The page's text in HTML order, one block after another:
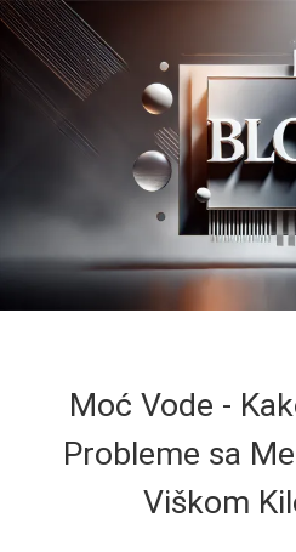
Moć Vode -
Probleme sa
Viškom